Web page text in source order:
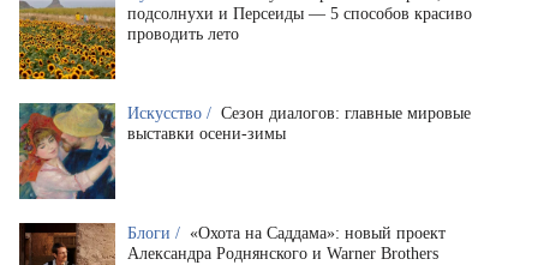
подсолнухи и Персеиды — 5 способов красиво
проводить лето
Искусство / Сезон диалогов: главные мировые
выставки осени-зимы
Блоги / «Охота на Саддама»: новый проект
Александра Роднянского и Warner Brothers